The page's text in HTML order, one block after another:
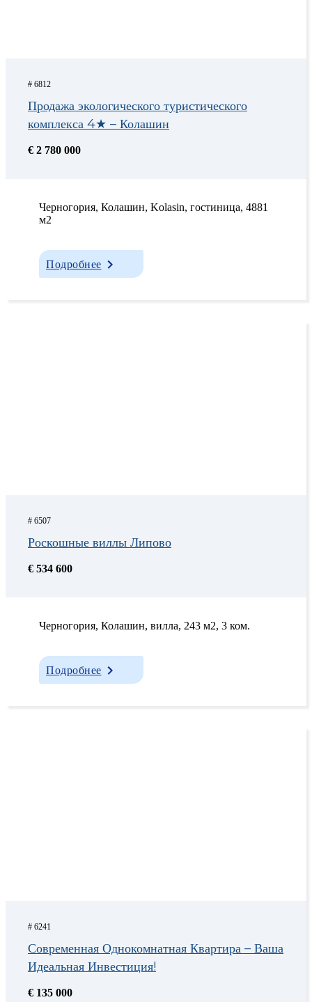
# 6812
Продажа экологического туристического
комплекса 4★ – Колашин
€ 2 780 000
Черногория, Колашин, Kolasin, гостиница, 4881
м2
Подробнее
# 6507
Роскошные виллы Липово
€ 534 600
Черногория, Колашин, вилла, 243 м2, 3 ком.
Подробнее
# 6241
Современная Однокомнатная Квартира – Ваша
Идеальная Инвестиция!
€ 135 000